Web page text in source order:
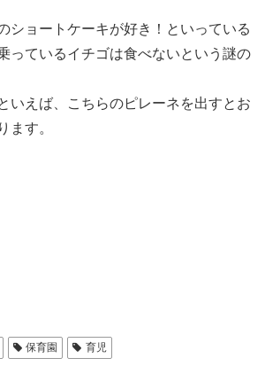
ショートケーキが好き！といっている
っているイチゴは食べないという謎の
いえば、こちらのピレーネを出すとお
ます。
保育園 育児